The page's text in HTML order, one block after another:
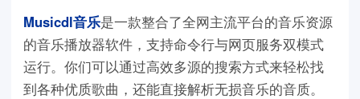
Musicdl音乐是一款整合了全网主流平台的音乐资源
的音乐播放器软件，支持命令行与网页服务双模式
运行。你们可以通过高效多源的搜索方式来轻松找
到各种优质歌曲，还能直接解析无损音乐的音质。